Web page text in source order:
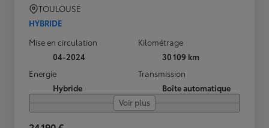
TOULOUSE
HYBRIDE
Mise en circulation
04-2024
Kilométrage
30 109 km
Energie
Hybride
Transmission
Boîte automatique
Voir plus